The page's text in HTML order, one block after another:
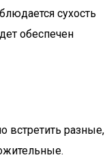
сухость
обеспечен
встретить разные,